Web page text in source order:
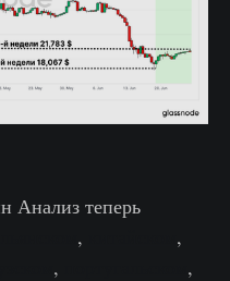
Анализ теперь
,
,
,
,